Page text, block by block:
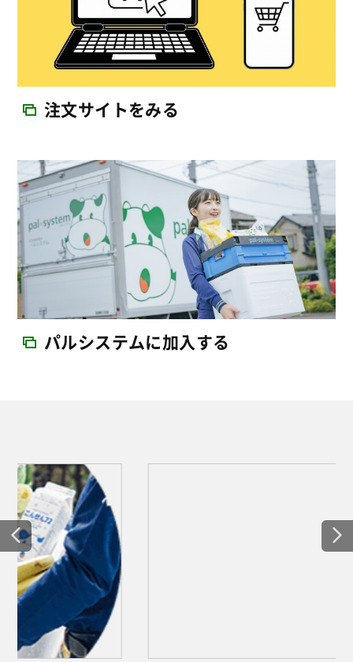
注文サイトをみる
パルシステムに加入する